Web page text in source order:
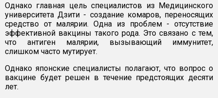
Однако главная цель специалистов из Медицинского
университета Дзити - создание комаров, переносящих
средство от малярии. Одна из проблем - отсутствие
эффективной вакцины такого рода. Это связано с тем,
что антиген малярии, вызывающий иммунитет,
слишком часто мутирует.
Однако японские специалисты полагают, что вопрос о
вакцине будет решен в течение предстоящих десяти
лет.